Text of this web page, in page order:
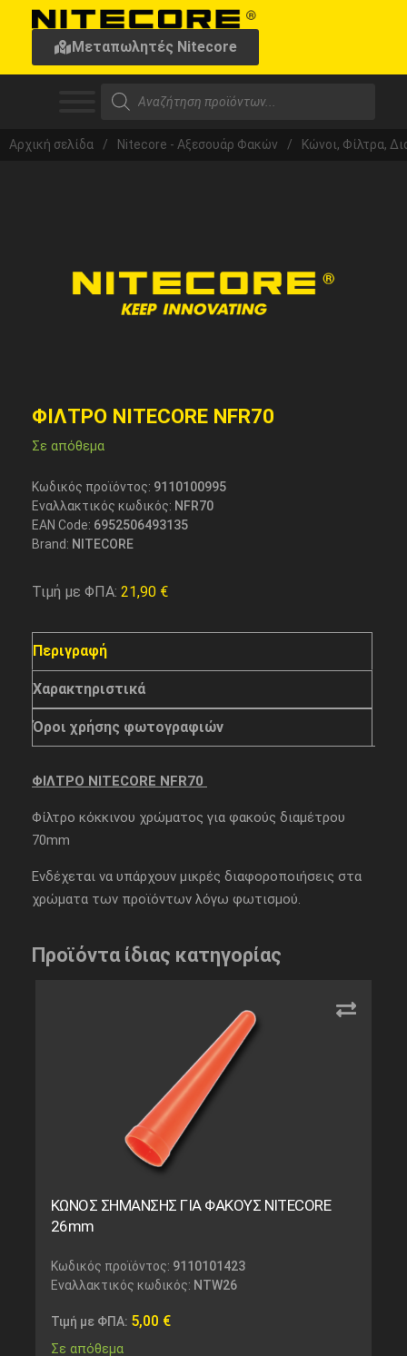
Μεταπωλητές Nitecore
Αρχική σελίδα / Nitecore - Αξεσουάρ Φακών / Κώνοι, Φίλτρα,
ΦΙΛΤΡΟ NITECORE NFR70
Σε απόθεμα
Κωδικός προϊόντος: 9110100995
Εναλλακτικός κωδικός: NFR70
EAN Code: 6952506493135
Brand: NITECORE
Τιμή με ΦΠΑ: 21,90 €
Περιγραφή
Χαρακτηριστικά
Όροι χρήσης φωτογραφιών
ΦΙΛΤΡΟ NITECORE NFR70
Φίλτρο κόκκινου χρώματος για φακούς διαμέτρου
70mm
Ενδέχεται να υπάρχουν μικρές διαφοροποιήσεις στα
χρώματα των προϊόντων λόγω φωτισμού.
Προϊόντα ίδιας κατηγορίας
ΚΩΝΟΣ ΣΗΜΑΝΣΗΣ ΓΙΑ ΦΑΚΟΥΣ NITECORE
26mm
Κωδικός προϊόντος: 9110101423
Εναλλακτικός κωδικός: NTW26
Τιμή με ΦΠΑ: 5,00 €
Σε απόθεμα